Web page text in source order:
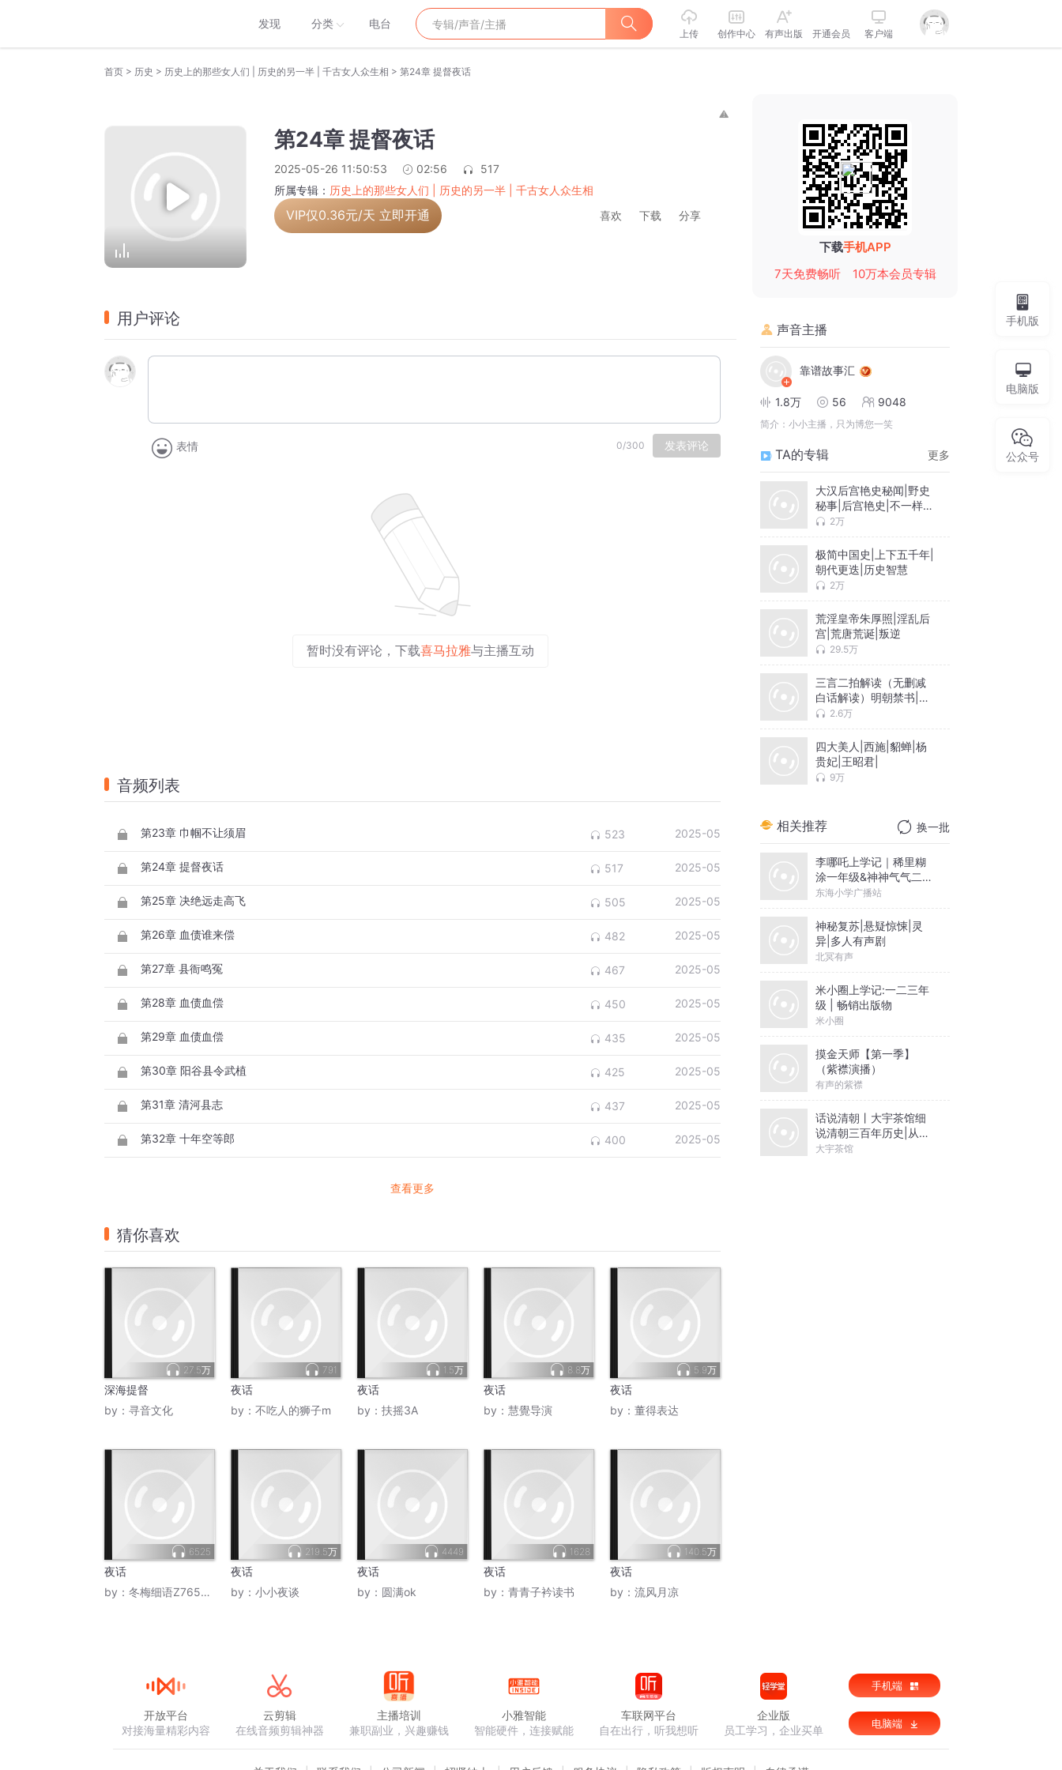
发现 分类 电台
上传 创作中心 有声出版 开通会员 客户端
首页 > 历史 > 历史上的那些女人们 | 历史的另一半 | 千古女人众生相 > 第24章 提督夜话
第24章 提督夜话
2025-05-26 11:50:53 02:56
517
所属专辑： 历史上的那些女人们 | 历史的另一半 | 千古女人众生相
VIP仅0.36元/天 立即开通 喜欢 下载 分享
用户评论
表情 0/300 发表评论
暂时没有评论，下载喜马拉雅与主播互动
音频列表
第23章 巾帼不让须眉 523 2025-05
第24章 提督夜话 517 2025-05
第25章 决绝远走高飞 505 2025-05
第26章 血债谁来偿 482 2025-05
第27章 县衙鸣冤 467 2025-05
第28章 血债血偿 450 2025-05
第29章 血债血偿 435 2025-05
第30章 阳谷县令武植 425 2025-05
第31章 清河县志 437 2025-05
第32章 十年空等郎 400 2025-05
查看更多
猜你喜欢
27.5万
深海提督
by： 寻音文化
791
夜话
by： 不吃人的狮子m
1.5万
夜话
by： 扶摇3A
8.8万
夜话
by： 慧覺导演
5.9万
夜话
by： 董得表达
6525
夜话
by： 冬梅细语Z765499
219.5万
夜话
by： 小小夜谈
4449
夜话
by： 圆满ok
1628
夜话
by： 青青子衿读书
140.5万
夜话
by： 流风月凉
下载手机APP
7天免费畅听
10万本会员专辑
声音主播
靠谱故事汇
1.8万 56 9048
简介： 小小主播，只为博您一笑
TA的专辑 更多
大汉后宫艳史秘闻|野史
秘事|后宫艳史|不一样的
历史2万
极简中国史|上下五千年|
朝代更迭|历史智慧
2万
荒淫皇帝朱厚照|淫乱后
宫|荒唐荒诞|叛逆
29.5万
三言二拍解读（无删减
白话解读）明朝禁书|人
性故事
2.6万
四大美人|西施|貂蝉|杨
贵妃|王昭君|
9万
相关推荐 换一批
李哪吒上学记｜稀里糊
涂一年级&神神气气二年
级
东海小学广播站
神秘复苏|悬疑惊悚|灵
异|多人有声剧
北冥有声
米小圈上学记:一二三年
级 | 畅销出版物
米小圈
摸金天师【第一季】
（紫襟演播）
有声的紫襟
话说清朝丨大宇茶馆细
说清朝三百年历史|从努
尔哈赤到末代皇帝溥仪|
大宇茶馆
手机版
电脑版
公众号
开放平台
对接海量精彩内容
云剪辑
在线音频剪辑神器
主播培训
兼职副业，兴趣赚钱
小雅智能
智能硬件，连接赋能
车联网平台
自在出行，听我想听
企业版
员工学习，企业买单
手机端
电脑端